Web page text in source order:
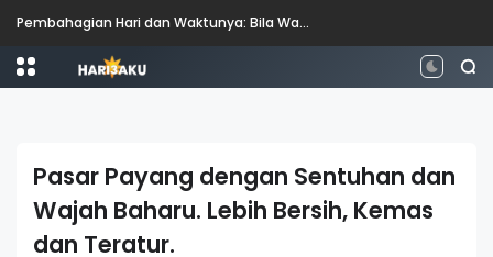
Perbezaan antara Mahasiswa, Mahasiswi, Graduan, Siswazah, Pascasiswazah, Doktor dan Pascakedoktoran
Pasar Payang dengan Sentuhan dan
Wajah Baharu. Lebih Bersih, Kemas
dan Teratur.